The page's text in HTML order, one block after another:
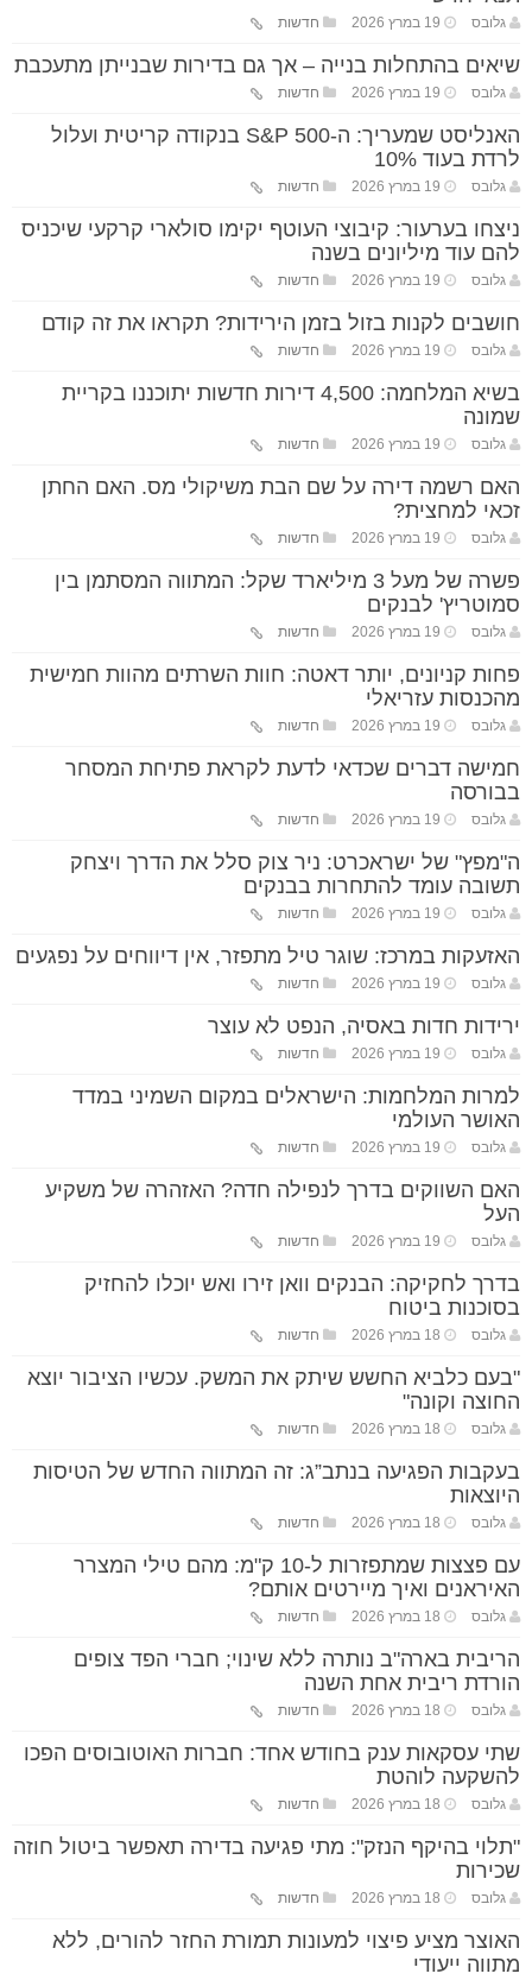
גלובס 19 במרץ 2026 חדשות
שיאים בהתחלות בנייה – אך גם בדירות שבנייתן מתעכבת
גלובס 19 במרץ 2026 חדשות
האנליסט שמעריך: ה-S&P 500 בנקודה קריטית ועלול
לרדת בעוד 10%
גלובס 19 במרץ 2026 חדשות
ניצחו בערעור: קיבוצי העוטף יקימו סולארי קרקעי שיכניס
להם עוד מיליונים בשנה
גלובס 19 במרץ 2026 חדשות
חושבים לקנות בזול בזמן הירידות? תקראו את זה קודם
גלובס 19 במרץ 2026 חדשות
בשיא המלחמה: 4,500 דירות חדשות יתוכננו בקריית
שמונה
גלובס 19 במרץ 2026 חדשות
האם רשמה דירה על שם הבת משיקולי מס. האם החתן
זכאי למחצית?
גלובס 19 במרץ 2026 חדשות
פשרה של מעל 3 מיליארד שקל: המתווה המסתמן בין
סמוטריץ' לבנקים
גלובס 19 במרץ 2026 חדשות
פחות קניונים, יותר דאטה: חוות השרתים מהוות חמישית
מהכנסות עזריאלי
גלובס 19 במרץ 2026 חדשות
חמישה דברים שכדאי לדעת לקראת פתיחת המסחר
בבורסה
גלובס 19 במרץ 2026 חדשות
ה"מפץ" של ישראכרט: ניר צוק סלל את הדרך ויצחק
תשובה עומד להתחרות בבנקים
גלובס 19 במרץ 2026 חדשות
האזעקות במרכז: שוגר טיל מתפזר, אין דיווחים על נפגעים
גלובס 19 במרץ 2026 חדשות
ירידות חדות באסיה, הנפט לא עוצר
גלובס 19 במרץ 2026 חדשות
למרות המלחמות: הישראלים במקום השמיני במדד
האושר העולמי
גלובס 19 במרץ 2026 חדשות
האם השווקים בדרך לנפילה חדה? האזהרה של משקיע
העל
גלובס 19 במרץ 2026 חדשות
בדרך לחקיקה: הבנקים וואן זירו ואש יוכלו להחזיק
בסוכנות ביטוח
גלובס 18 במרץ 2026 חדשות
"בעם כלביא החשש שיתק את המשק. עכשיו הציבור יוצא
החוצה וקונה"
גלובס 18 במרץ 2026 חדשות
בעקבות הפגיעה בנתב”ג: זה המתווה החדש של הטיסות
היוצאות
גלובס 18 במרץ 2026 חדשות
עם פצצות שמתפזרות ל-10 ק"מ: מהם טילי המצרר
האיראנים ואיך מיירטים אותם?
גלובס 18 במרץ 2026 חדשות
הריבית בארה"ב נותרה ללא שינוי; חברי הפד צופים
הורדת ריבית אחת השנה
גלובס 18 במרץ 2026 חדשות
שתי עסקאות ענק בחודש אחד: חברות האוטובוסים הפכו
להשקעה לוהטת
גלובס 18 במרץ 2026 חדשות
"תלוי בהיקף הנזק": מתי פגיעה בדירה תאפשר ביטול חוזה
שכירות
גלובס 18 במרץ 2026 חדשות
האוצר מציע פיצוי למעונות תמורת החזר להורים, ללא
מתווה ייעודי